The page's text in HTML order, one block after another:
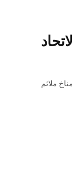
ملائم